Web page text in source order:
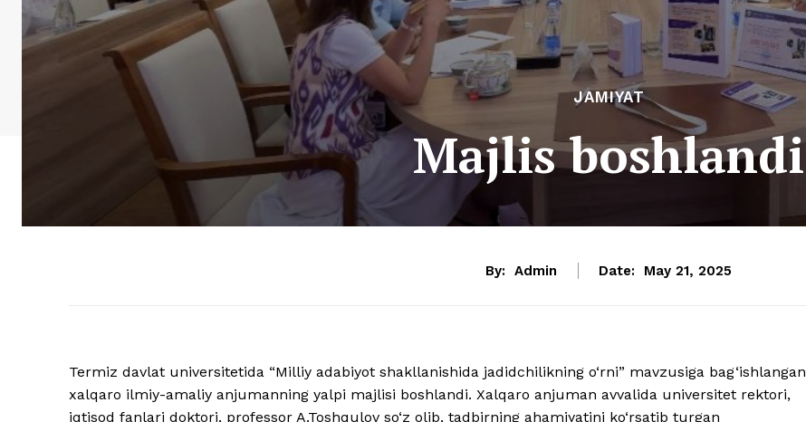
JAMIYAT
Majlis boshlandi
By: Admin Date: May 21, 2025
Termiz davlat universitetida “Milliy adabiyot shakllanishida jadidchilikning o‘rni” mavzusiga bag‘ishlangan
xalqaro ilmiy-amaliy anjumanning yalpi majlisi boshlandi. Xalqaro anjuman avvalida universitet rektori,
iqtisod fanlari doktori, professor A.Toshqulov so‘z olib, tadbirning ahamiyatini ko‘rsatib turgan